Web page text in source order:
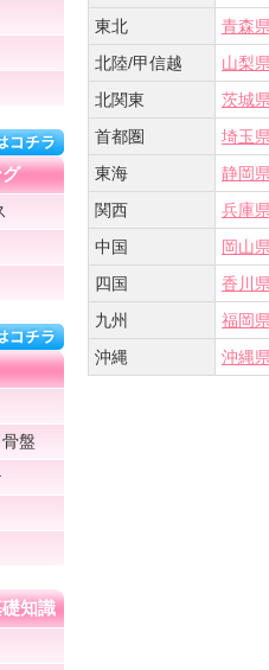
東北
青森
北陸/甲信越
山梨
北関東
茨城
首都圏
埼玉
東海
静岡
関西
兵庫
中国
岡山
四国
香川
九州
福岡
沖縄
沖縄
盤
知識